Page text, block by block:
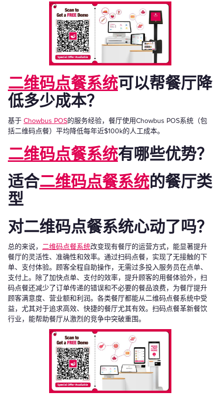
二维码点餐系统可以帮餐厅降
低多少成本？
基于 Chowbus POS的服务经验，餐厅使用Chowbus POS系统（包
括二维码点餐）平均降低每年近$100k的人工成本。
二维码点餐系统有哪些优势？
适合二维码点餐系统的餐厅类
型
对二维码点餐系统心动了吗？
总的来说， 二维码点餐系统改变现有餐厅的运营方式，能显著提升
餐厅的灵活性、准确性和效率。通过扫码点餐，实现了无接触的下
单、支付体验。顾客全程自助操作，无需过多投入服务员在点单、
支付上。除了加快点单、支付的效率，提升顾客的用餐体验外，扫
码点餐还减少了订单传递的错误和不必要的餐品浪费，为餐厅提升
顾客满意度、营业额和利润。各类餐厅都能从二维码点餐系统中受
益，尤其对于追求高效、快捷的餐厅尤其有效。扫码点餐革新餐饮
行业，能帮助餐厅从激烈的竞争中突破重围。